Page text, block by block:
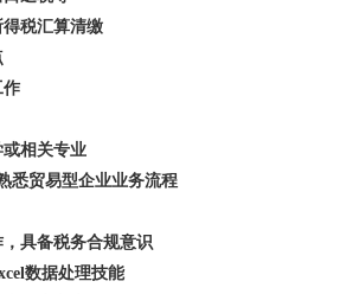
税汇算清缴
作
相关专业
悉贸易型企业业务流程
具备税务合规意识
数据处理技能